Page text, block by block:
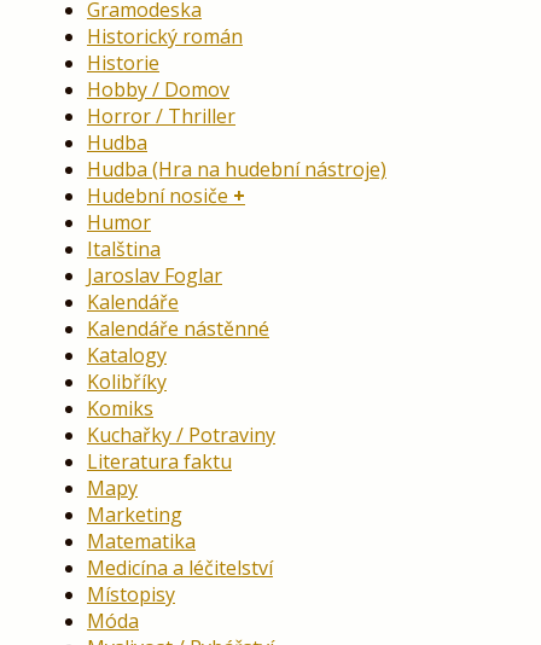
Gramodeska
Historický román
Historie
Hobby / Domov
Horror / Thriller
Hudba
Hudba (Hra na hudební nástroje)
Hudební nosiče
Humor
Italština
Jaroslav Foglar
Kalendáře
Kalendáře nástěnné
Katalogy
Kolibříky
Komiks
Kuchařky / Potraviny
Literatura faktu
Mapy
Marketing
Matematika
Medicína a léčitelství
Místopisy
Móda